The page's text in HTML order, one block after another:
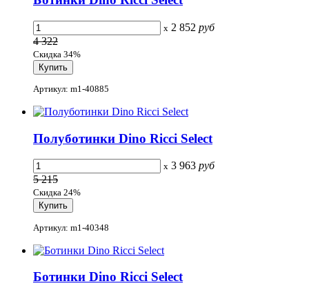
x 2 852 руб
4 322
Скидка 34%
Артикул: m1-40885
Полуботинки Dino Ricci Select
x 3 963 руб
5 215
Скидка 24%
Артикул: m1-40348
Ботинки Dino Ricci Select